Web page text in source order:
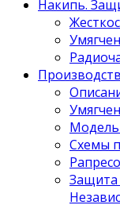
Накипь.
Схемы
Защита